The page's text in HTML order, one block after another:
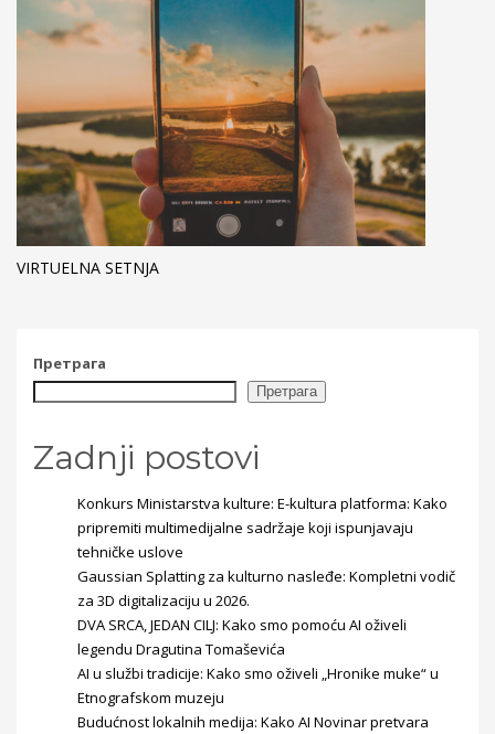
VIRTUELNA SETNJA
Претрага
Претрага
Zadnji postovi
Konkurs Ministarstva kulture: E-kultura platforma: Kako
pripremiti multimedijalne sadržaje koji ispunjavaju
tehničke uslove
Gaussian Splatting za kulturno nasleđe: Kompletni vodič
za 3D digitalizaciju u 2026.
DVA SRCA, JEDAN CILJ: Kako smo pomoću AI oživeli
legendu Dragutina Tomaševića
AI u službi tradicije: Kako smo oživeli „Hronike muke“ u
Etnografskom muzeju
Budućnost lokalnih medija: Kako AI Novinar pretvara